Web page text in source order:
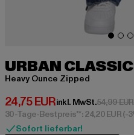
URBAN
Heavy Ounce Zipped
24,75 EUR
Derzeitiger Preis: 24,75
inkl. MwSt.54,99 EUR
30-Tage-Bestpreis**: 24,20 EUR(-
Sofort lieferbar!